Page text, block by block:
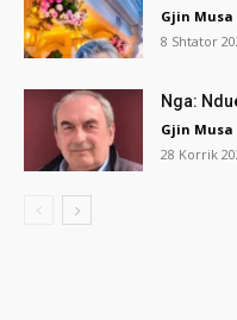
Gjin Musa
8 Shtator
Nga:
Gjin Musa
28 Korrik